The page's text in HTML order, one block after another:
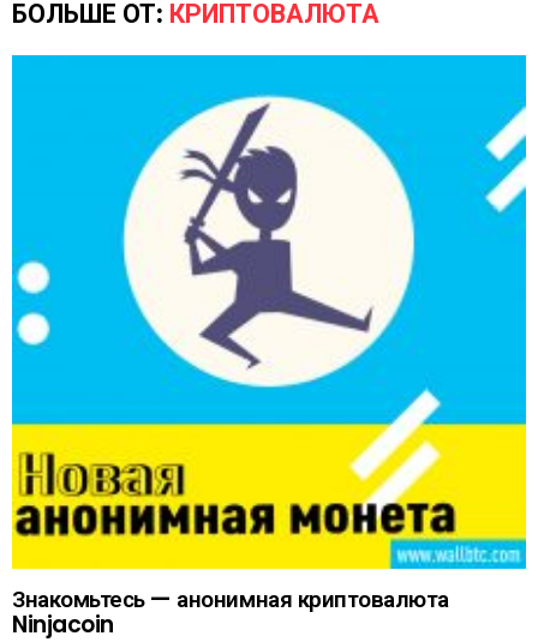
БОЛЬШЕ ОТ: КРИПТОВАЛЮТА
Знакомьтесь — анонимная криптовалюта
Ninjacoin